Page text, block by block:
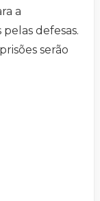
a
defesas.
serão